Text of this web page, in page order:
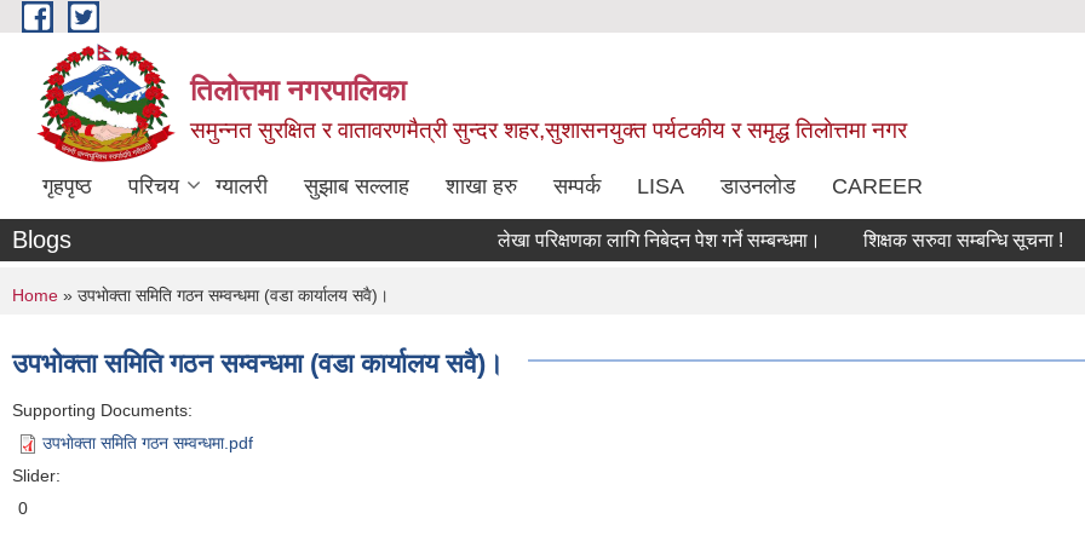
Skip to main content
तिलोत्तमा नगरपालिका
समुन्नत सुरक्षित र वातावरणमैत्री सुन्दर शहर,सुशासनयुक्त पर्यटकीय र समृद्ध तिलाेत्तमा नगर
गृहपृष्ठ परिचय ग्यालरी सुझाब सल्लाह शाखा हरु सम्पर्क LISA डाउनलोड CAREER
Blogs लेखा परिक्षणका लागि निबेदन पेश गर्ने सम्बन्धमा। शिक्षक सरुवा सम्बन्धि सूचना !
You are here
Home » उपभाेक्ता समिति गठन सम्वन्धमा (वडा कार्यालय सवै)।
उपभाेक्ता समिति गठन सम्वन्धमा (वडा कार्यालय सवै)।
Supporting Documents:
उपभाेक्ता समिति गठन सम्वन्धमा.pdf
Slider:
0